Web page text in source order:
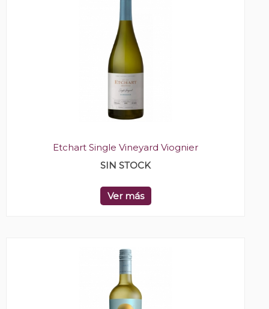
Etchart Single Vineyard Viognier
SIN STOCK
Ver más